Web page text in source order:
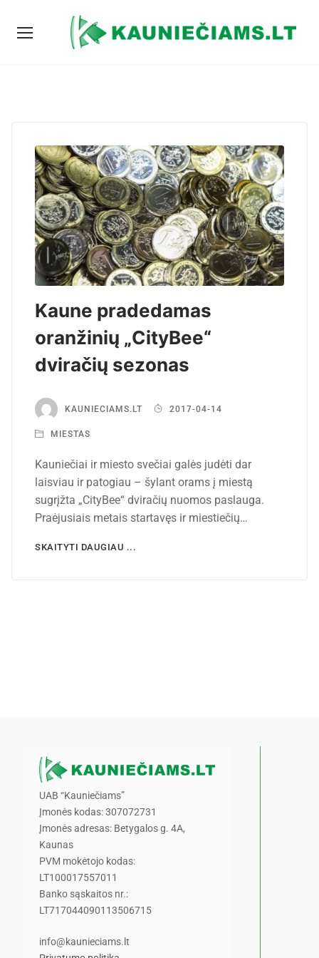
Kaune pradedamas
oranžinių „CityBee“
dviračių sezonas
KAUNIECIAMS.LT 2017-04-14
MIESTAS
Kauniečiai ir miesto svečiai galės judėti dar
laisviau ir patogiau – šylant orams į miestą
sugrįžta „CityBee“ dviračių nuomos paslauga.
Praėjusiais metais startavęs ir miestiečių…
SKAITYTI DAUGIAU ...
UAB “Kauniečiams”
Įmonės kodas: 307072731
Įmonės adresas: Betygalos g. 4A,
Kaunas
PVM mokėtojo kodas:
LT100017557011
Banko sąskaitos nr.:
LT717044090113506715
info@kaunieciams.lt